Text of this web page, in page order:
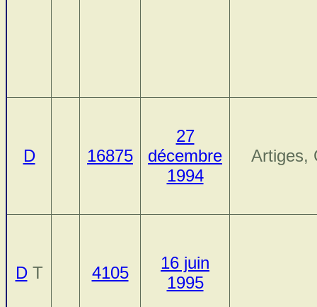
D 16875
27
décembre
1994
Artiges,
DT 4105
16 juin
1995